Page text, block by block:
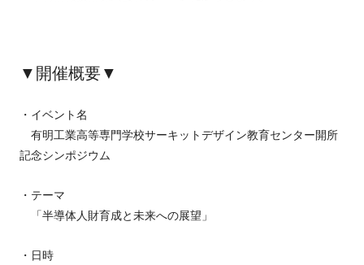
▼開催概要▼
・イベント名
有明工業高等専門学校サーキットデザイン教育センター開所
記念シンポジウム
・テーマ
「半導体人財育成と未来への展望」
・日時